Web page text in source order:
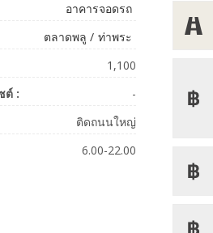
อาคารจอดรถ
ตลาดพลู
ท่าพระ
1,100
ต์ :
-
ติดถนนใหญ่
6.00-22.00